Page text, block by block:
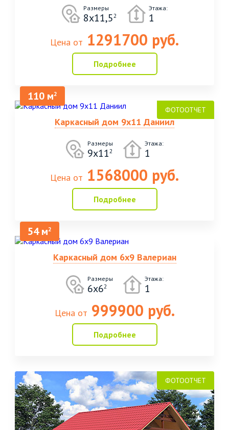
Размеры
8х11,52
Этажа:
1
Цена от 1291700 руб.
Подробнее
110 м2
Каркасный дом 9х11 Даниил
Размеры
9х112
Этажа:
1
Цена от 1568000 руб.
Подробнее
54 м2
Каркасный дом 6х9 Валериан
Размеры
6х62
Этажа:
1
Цена от 999900 руб.
Подробнее